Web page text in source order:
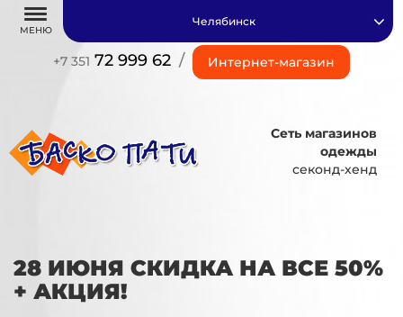
МЕНЮ
+7 351 72 999 62 / Интернет-магазин
Челябинск
Сеть магазинов
одежды
секонд-хенд
28 ИЮНЯ СКИДКА НА ВСЕ 50%
+ АКЦИЯ!